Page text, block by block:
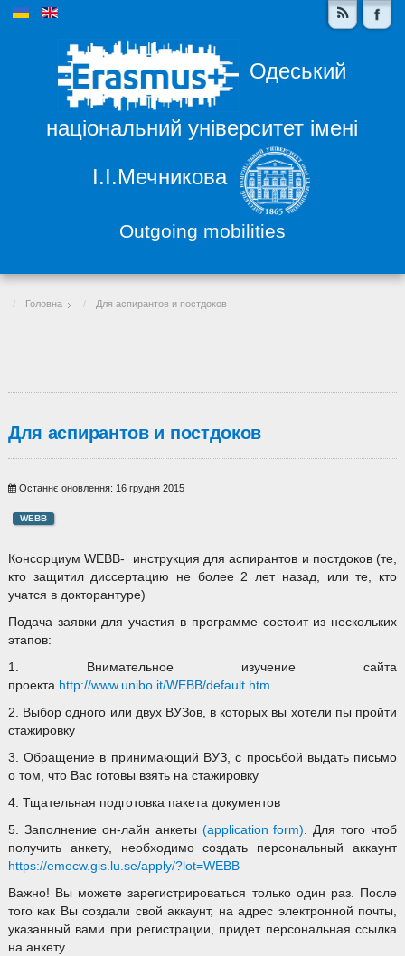
Одеський
національний університет імені
І.І.Мечникова
Outgoing mobilities
Головна Для аспирантов и постдоков
Для аспирантов и постдоков
Останнє оновлення: 16 грудня 2015
WEBB
Консорциум WEBB- инструкция для аспирантов и постдоков (те,
кто защитил диссертацию не более 2 лет назад, или те, кто
учатся в докторантуре)
Подача заявки для участия в программе состоит из нескольких
этапов:
1. Внимательное изучение сайта
проекта http://www.unibo.it/WEBB/default.htm
2. Выбор одного или двух ВУЗов, в которых вы хотели пы пройти
стажировку
3. Обращение в принимающий ВУЗ, с просьбой выдать письмо
о том, что Вас готовы взять на стажировку
4. Тщательная подготовка пакета документов
5. Заполнение он-лайн анкеты (application form). Для того чтоб
получить анкету, необходимо создать персональный аккаунт
https://emecw.gis.lu.se/apply/?lot=WEBB
Важно! Вы можете зарегистрироваться только один раз. После
того как Вы создали свой аккаунт, на адрес электронной почты,
указанный вами при регистрации, придет персональная ссылка
на анкету.